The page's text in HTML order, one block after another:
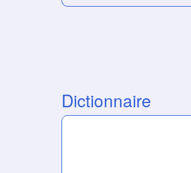
Dictionnaire